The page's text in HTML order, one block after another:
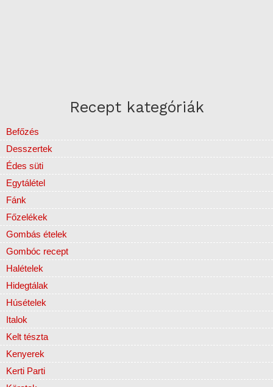
Recept kategóriák
Befőzés
Desszertek
Édes süti
Egytálétel
Fánk
Főzelékek
Gombás ételek
Gombóc recept
Halételek
Hidegtálak
Húsételek
Italok
Kelt tészta
Kenyerek
Kerti Parti